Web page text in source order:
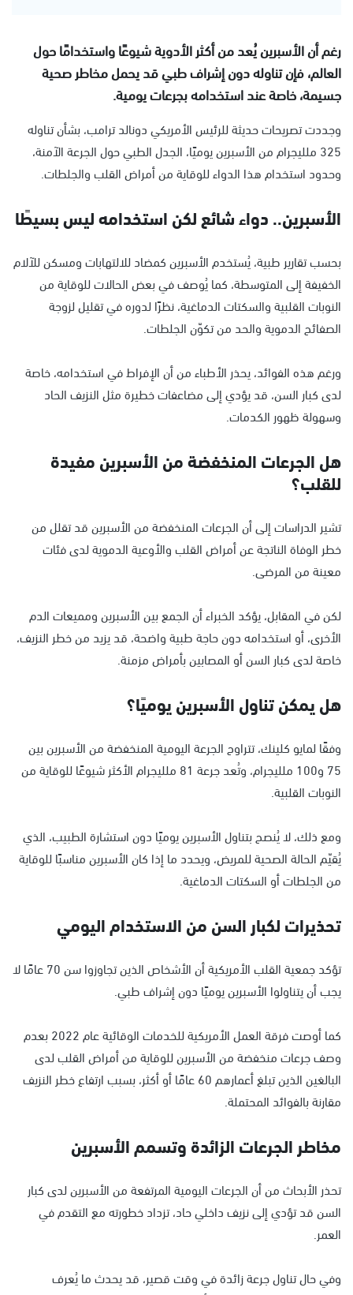
رغم أن الأسبرين يُعد من أكثر الأدوية شيوعًا واستخدامًا حول
العالم، فإن تناوله دون إشراف طبي قد يحمل مخاطر صحية
جسيمة، خاصة عند استخدامه بجرعات يومية.
وجددت تصريحات حديثة للرئيس الأمريكي دونالد ترامب، بشأن تناوله
325 ملليجرام من الأسبرين يوميًا، الجدل الطبي حول الجرعة الآمنة،
وحدود استخدام هذا الدواء للوقاية من أمراض القلب والجلطات.
الأسبرين.. دواء شائع لكن استخدامه ليس بسيطًا
بحسب تقارير طبية، يُستخدم الأسبرين كمضاد للالتهابات ومسكن للآلام
الخفيفة إلى المتوسطة، كما يُوصف في بعض الحالات للوقاية من
النوبات القلبية والسكتات الدماغية، نظرًا لدوره في تقليل لزوجة
الصفائح الدموية والحد من تكوّن الجلطات.
ورغم هذه الفوائد، يحذر الأطباء من أن الإفراط في استخدامه، خاصة
لدى كبار السن، قد يؤدي إلى مضاعفات خطيرة مثل النزيف الحاد
وسهولة ظهور الكدمات.
هل الجرعات المنخفضة من الأسبرين مفيدة
للقلب؟
تشير الدراسات إلى أن الجرعات المنخفضة من الأسبرين قد تقلل من
خطر الوفاة الناتجة عن أمراض القلب والأوعية الدموية لدى فئات
معينة من المرضى.
لكن في المقابل، يؤكد الخبراء أن الجمع بين الأسبرين ومميعات الدم
الأخرى، أو استخدامه دون حاجة طبية واضحة، قد يزيد من خطر النزيف،
خاصة لدى كبار السن أو المصابين بأمراض مزمنة.
هل يمكن تناول الأسبرين يوميًا؟
وفقًا لمايو كلينك، تتراوح الجرعة اليومية المنخفضة من الأسبرين بين
75 و100 ملليجرام، وتُعد جرعة 81 ملليجرام الأكثر شيوعًا للوقاية من
النوبات القلبية.
ومع ذلك، لا يُنصح بتناول الأسبرين يوميًا دون استشارة الطبيب، الذي
يُقيّم الحالة الصحية للمريض، ويحدد ما إذا كان الأسبرين مناسبًا للوقاية
من الجلطات أو السكتات الدماغية.
تحذيرات لكبار السن من الاستخدام اليومي
تؤكد جمعية القلب الأمريكية أن الأشخاص الذين تجاوزوا سن 70 عامًا لا
يجب أن يتناولوا الأسبرين يوميًا دون إشراف طبي.
كما أوصت فرقة العمل الأمريكية للخدمات الوقائية عام 2022 بعدم
وصف جرعات منخفضة من الأسبرين للوقاية من أمراض القلب لدى
البالغين الذين تبلغ أعمارهم 60 عامًا أو أكثر، بسبب ارتفاع خطر النزيف
مقارنة بالفوائد المحتملة.
مخاطر الجرعات الزائدة وتسمم الأسبرين
تحذر الأبحاث من أن الجرعات اليومية المرتفعة من الأسبرين لدى كبار
السن قد تؤدي إلى نزيف داخلي حاد، تزداد خطورته مع التقدم في
العمر.
وفي حال تناول جرعة زائدة في وقت قصير، قد يحدث ما يُعرف